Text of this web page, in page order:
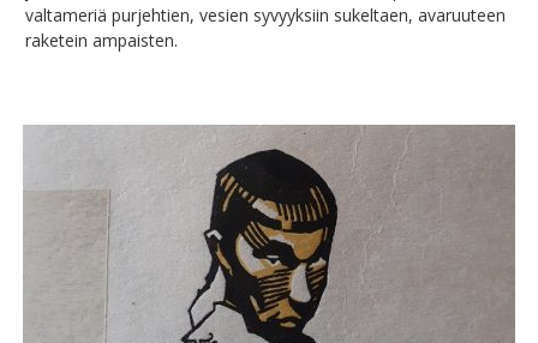
valtameriä purjehtien, vesien syvyyksiin sukeltaen, avaruuteen
raketein ampaisten.